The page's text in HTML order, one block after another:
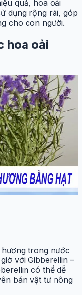
quả, hoa oải
dụng rộng rãi, góp
cho con người.
hoa oải
trong nước
với Gibberellin –
có thể dễ
bán vật tư nông